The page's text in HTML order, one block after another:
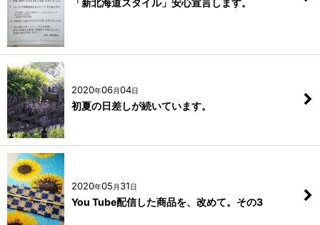
2020年06月04日
初夏の日差しが続いています。
2020年05 月 31日
You Tube配信した商品を、改めて。その3